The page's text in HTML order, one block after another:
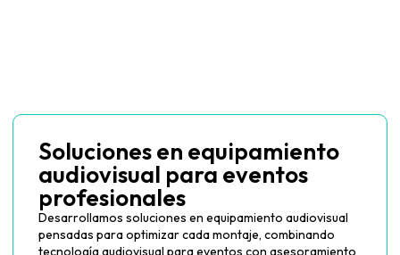
Soluciones en equipamiento
audiovisual para eventos
profesionales
Desarrollamos soluciones en equipamiento audiovisual
pensadas para optimizar cada montaje, combinando
tecnología audiovisual para eventos con asesoramiento